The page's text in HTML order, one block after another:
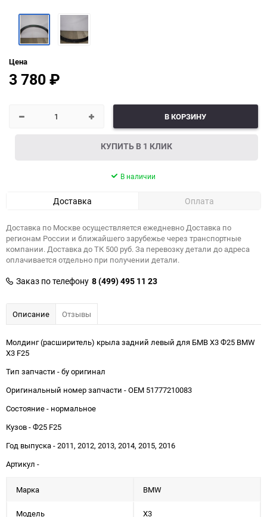
Цена
3 780₽
В КОРЗИНУ
КУПИТЬ В 1 КЛИК
В наличии
Доставка Оплата
Доставка по Москве осуществляется ежедневно Доставка по
регионам России и ближайшего зарубежье через транспортные
компании. Доставка до ТК 500 руб. За перевозку детали до адреса
оплачивается отдельно при получении детали.
Заказ по телефону 8 (499) 495 11 23
Описание Отзывы
Молдинг (расширитель) крыла задний левый для БМВ Х3 Ф25 BMW
X3 F25
Тип запчасти - бу оригинал
Оригинальный номер запчасти - OEM 51777210083
Состояние - нормальное
Кузов - Ф25 F25
Год выпуска - 2011, 2012, 2013, 2014, 2015, 2016
Артикул -
Марка BMW
Модель X3